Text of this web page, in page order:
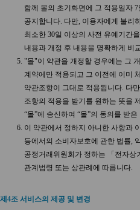
함께 몰의 초기화면에 그 적용일자
공지합니다. 다만, 이용자에게 불리
최소한 30일 이상의 사전 유예기간
내용과 개정 후 내용을 명확하게 비
"몰"이 약관을 개정할 경우에는 그
계약에만 적용되고 그 이전에 이미
약관조항이 그대로 적용됩니다. 다
조항의 적용을 받기를 원하는 뜻을
“몰”에 송신하여 “몰”의 동의를 받
이 약관에서 정하지 아니한 사항과
등에서의 소비자보호에 관한 법률,
공정거래위원회가 정하는 「전자상
관계법령 또는 상관례에 따릅니다.
제4조 서비스의 제공 및 변경